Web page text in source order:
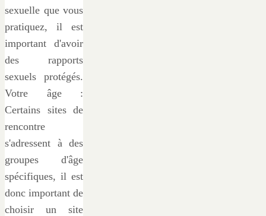
sexuelle que vous
pratiquez, il est
important d'avoir
des rapports
sexuels protégés.
Votre âge :
Certains sites de
rencontre
s'adressent à des
groupes d'âge
spécifiques, il est
donc important de
choisir un site